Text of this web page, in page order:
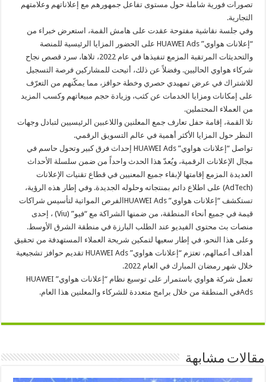
تصورات فورية شاملة حول مستوى تفاعل جمهورهم مع إعلاناتهم وعلامتهم
التجارية.
وفي جلسة نقاشية مفتوحة عقدت على هامش القمة، استعرض خبراء من
“إعلانات هواوي” HUAWEI Ads على الحضور المزايا الرئيسية للمنصة
والتحديثات المرتقبة المزمع تنفيذها في عام 2022، تلاها، سرد قصص نجاح
شركاء هواوي الحاليين. وفضلاً عن ذلك، أتيحت للمشاركين فرصة التسجيل
للاشتراك في عرض تمهيدي حصري وخطة حوافز، مما يمكّنهم من التعرّف
على إمكانات ومزايا الخدمات عن كثب، وزيادة حجم مبيعاتهم وكسب المزيد
من العملاء المحتملين.
تلا القمة، إقامة حفل تعارف جمع المعلنين واللاعبين الرئيسيين لتبادل وجهات
النظر حول المزايا الأكثر أهمية في عالم التسويق الرقمي.
تواصل “إعلانات هواوي” HUAWEI Ads إحداث فرق كبير وتحول حاسم في
مجال الإعلانات الرقمية، ويُعدّ هذا الحدث واحداً من ضمن سلسلة الأحداث
العديدة المزمع إقامتها لإبقاء جميع المعنيين في قطاع تقنيات الإعلانات
(AdTech) على اطلاع دائم بمنتجاته وحلوله الجديدة. وفي إطار هذه الرؤية،
تستكشف “إعلانات هواوي” HUAWEI Adsالفرص المواتية لتأسيس شراكات
قيمة في جميع أنحاء المنطقة، من ضمنها الشراكة مع “فيو” (Viu) ، إحدى
منصات بث محتوى الفيديو عند الطلب البارزة في منطقة الشرق الأوسط.
وعلى هذا النحو، في إطار سعيها لتمكين شريحة العملاء المستهدفة من تحقيق
أهداف أعمالهم، تعتزم “إعلانات هواوي” HUAWEI Ads تقديم حوافز تشجيعية
خلال شهر رمضان المبارك في العام 2022.
تعمل شركة هواوي باستمرار على توسيع نظام “إعلانات هواوي” HUAWEI
Adsفي المنطقة من خلال برامج متعددة للشركاء والمعلنين هذا العام.
مقالات مشابهة